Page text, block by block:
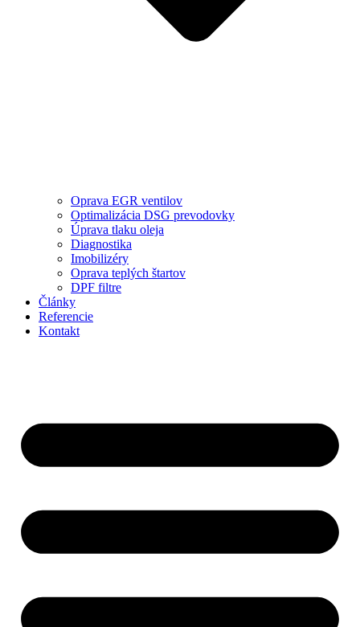
Oprava EGR ventilov
Optimalizácia DSG prevodovky
Úprava tlaku oleja
Diagnostika
Imobilizéry
Oprava teplých štartov
DPF filtre
Články
Referencie
Kontakt